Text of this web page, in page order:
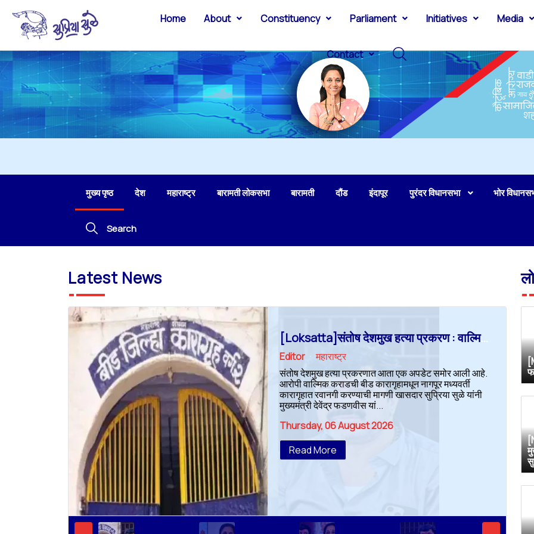
Home About Constituency Parliament Initiatives Media
Contact
मुख्य पृष्ठ देश महाराष्ट्र बारामती लोकसभा बारामती दौंड इंदापूर पुरंदर विधानसभा भोर
Search
Latest News
[Loksatta]संतोष देशमुख हत्या प्रकरण : वाल्मिक कराडची रवानगी नागपूर कारागृहात करण्याची सुप्रिया सुळेंची मागणी
Editor
महाराष्ट्र
संतोष देशमुख हत्या प्रकरणात आता एक अपडेट समोर आली आहे.
आरोपी वाल्मिक कराडची बीड कारागृहामधून नागपूर मध्यवर्ती
कारागृहात रवानगी करण्याची मागणी खासदार सुप्रिया सुळे यांनी
मुख्यमंत्री देवेंद्र फडणवीस यां...
Thursday, 06 August 2026
Read More